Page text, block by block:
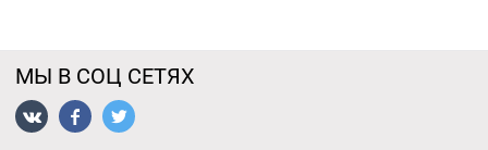
МЫ В СОЦ СЕТЯХ